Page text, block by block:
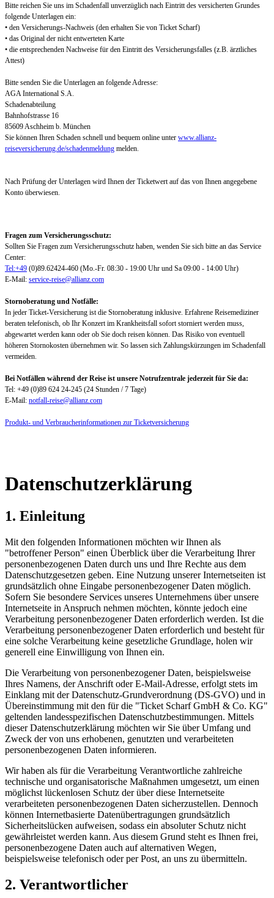
Bitte reichen Sie uns im Schadenfall unverzüglich nach Eintritt des versicherten Grundes
folgende Unterlagen ein:
• den Versicherungs-Nachweis (den erhalten Sie von Ticket Scharf)
• das Original der nicht entwerteten Karte
• die entsprechenden Nachweise für den Eintritt des Versicherungsfalles (z.B. ärztliches
Attest)
Bitte senden Sie die Unterlagen an folgende Adresse:
AGA International S.A.
Schadenabteilung
Bahnhofstrasse 16
85609 Aschheim b. München
Sie können Ihren Schaden schnell und bequem online unter www.allianz-
reiseversicherung.de/schadenmeldung melden.
Nach Prüfung der Unterlagen wird Ihnen der Ticketwert auf das von Ihnen angegebene
Konto überwiesen.
Fragen zum Versicherungsschutz:
Sollten Sie Fragen zum Versicherungsschutz haben, wenden Sie sich bitte an das Service
Center:
Tel:+49 (0)89.62424-460 (Mo.-Fr. 08:30 - 19:00 Uhr und Sa 09:00 - 14:00 Uhr)
E-Mail: service-reise@allianz.com
Stornoberatung und Notfälle:
In jeder Ticket-Versicherung ist die Stornoberatung inklusive. Erfahrene Reisemediziner
beraten telefonisch, ob Ihr Konzert im Krankheitsfall sofort storniert werden muss,
abgewartet werden kann oder ob Sie doch reisen können. Das Risiko von eventuell
höheren Stornokosten übernehmen wir. So lassen sich Zahlungskürzungen im Schadenfall
vermeiden.
Bei Notfällen während der Reise ist unsere Notrufzentrale jederzeit für Sie da:
Tel: +49 (0)89 624 24-245 (24 Stunden / 7 Tage)
E-Mail: notfall-reise@allianz.com
Produkt- und Verbraucherinformationen zur Ticketversicherung
Datenschutzerklärung
1. Einleitung
Mit den folgenden Informationen möchten wir Ihnen als
"betroffener Person" einen Überblick über die Verarbeitung Ihrer
personenbezogenen Daten durch uns und Ihre Rechte aus dem
Datenschutzgesetzen geben. Eine Nutzung unserer Internetseiten ist
grundsätzlich ohne Eingabe personenbezogener Daten möglich.
Sofern Sie besondere Services unseres Unternehmens über unsere
Internetseite in Anspruch nehmen möchten, könnte jedoch eine
Verarbeitung personenbezogener Daten erforderlich werden. Ist die
Verarbeitung personenbezogener Daten erforderlich und besteht für
eine solche Verarbeitung keine gesetzliche Grundlage, holen wir
generell eine Einwilligung von Ihnen ein.
Die Verarbeitung von personenbezogener Daten, beispielsweise
Ihres Namens, der Anschrift oder E-Mail-Adresse, erfolgt stets im
Einklang mit der Datenschutz-Grundverordnung (DS-GVO) und in
Übereinstimmung mit den für die "Ticket Scharf GmbH & Co. KG"
geltenden landesspezifischen Datenschutzbestimmungen. Mittels
dieser Datenschutzerklärung möchten wir Sie über Umfang und
Zweck der von uns erhobenen, genutzten und verarbeiteten
personenbezogenen Daten informieren.
Wir haben als für die Verarbeitung Verantwortliche zahlreiche
technische und organisatorische Maßnahmen umgesetzt, um einen
möglichst lückenlosen Schutz der über diese Internetseite
verarbeiteten personenbezogenen Daten sicherzustellen. Dennoch
können Internetbasierte Datenübertragungen grundsätzlich
Sicherheitslücken aufweisen, sodass ein absoluter Schutz nicht
gewährleistet werden kann. Aus diesem Grund steht es Ihnen frei,
personenbezogene Daten auch auf alternativen Wegen,
beispielsweise telefonisch oder per Post, an uns zu übermitteln.
2. Verantwortlicher